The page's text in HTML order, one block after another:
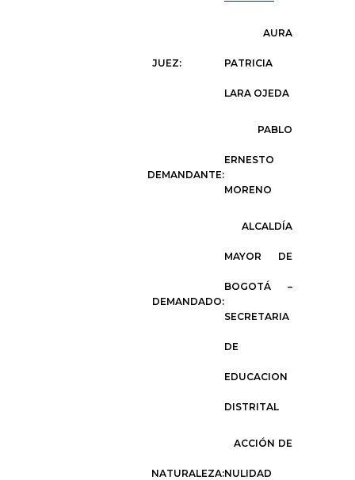
JUEZ:
AURA
PATRICIA
LARA OJEDA
DEMANDANTE:
PABLO
ERNESTO
MORENO
DEMANDADO:
ALCALDÍA
MAYOR DE
BOGOTÁ –
SECRETARIA
DE
EDUCACION
DISTRITAL
NATURALEZA:
ACCIÓN DE
NULIDAD